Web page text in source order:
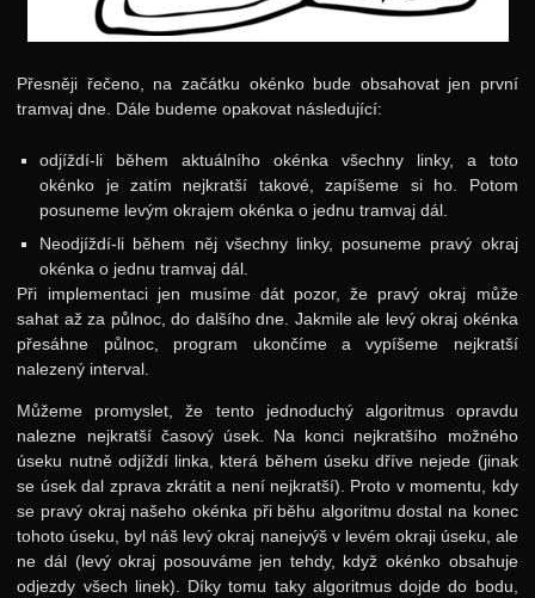
Přesněji řečeno, na začátku okénko bude obsahovat jen první
tramvaj dne. Dále budeme opakovat následující:
odjíždí-li během aktuálního okénka všechny linky, a toto
okénko je zatím nejkratší takové, zapíšeme si ho. Potom
posuneme levým okrajem okénka o jednu tramvaj dál.
Neodjíždí-li během něj všechny linky, posuneme pravý okraj
okénka o jednu tramvaj dál.
Při implementaci jen musíme dát pozor, že pravý okraj může
sahat až za půlnoc, do dalšího dne. Jakmile ale levý okraj okénka
přesáhne půlnoc, program ukončíme a vypíšeme nejkratší
nalezený interval.
Můžeme promyslet, že tento jednoduchý algoritmus opravdu
nalezne nejkratší časový úsek. Na konci nejkratšího možného
úseku nutně odjíždí linka, která během úseku dříve nejede (jinak
se úsek dal zprava zkrátit a není nejkratší). Proto v momentu, kdy
se pravý okraj našeho okénka při běhu algoritmu dostal na konec
tohoto úseku, byl náš levý okraj nanejvýš v levém okraji úseku, ale
ne dál (levý okraj posouváme jen tehdy, když okénko obsahuje
odjezdy všech linek). Díky tomu taky algoritmus dojde do bodu,
Výsledky KSP-X
35. ročník: 22/23
33. ročník: 20/21
32. ročník: 19/20
31. ročník: 18/19
30. ročník: 17/18
29. ročník: 16/17
28. ročník: 15/16
27. ročník: 14/15
26. ročník: 13/14
25. ročník: 12/13
24. ročník: 11/12
23. ročník: 10/11